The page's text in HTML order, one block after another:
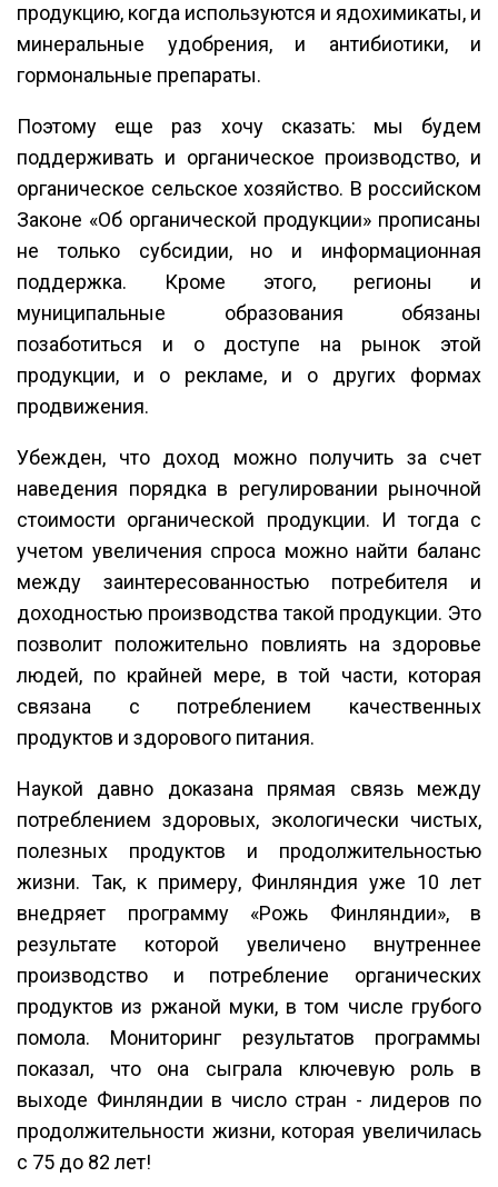
продукцию, когда используются и ядохимикаты, и
минеральные удобрения, и антибиотики, и
гормональные препараты.
Поэтому еще раз хочу сказать: мы будем
поддерживать и органическое производство, и
органическое сельское хозяйство. В российском
Законе «Об органической продукции» прописаны
не только субсидии, но и информационная
поддержка. Кроме этого, регионы и
муниципальные образования обязаны
позаботиться и о доступе на рынок этой
продукции, и о рекламе, и о других формах
продвижения.
Убежден, что доход можно получить за счет
наведения порядка в регулировании рыночной
стоимости органической продукции. И тогда с
учетом увеличения спроса можно найти баланс
между заинтересованностью потребителя и
доходностью производства такой продукции. Это
позволит положительно повлиять на здоровье
людей, по крайней мере, в той части, которая
связана с потреблением качественных
продуктов и здорового питания.
Наукой давно доказана прямая связь между
потреблением здоровых, экологически чистых,
полезных продуктов и продолжительностью
жизни. Так, к примеру, Финляндия уже 10 лет
внедряет программу «Рожь Финляндии», в
результате которой увеличено внутреннее
производство и потребление органических
продуктов из ржаной муки, в том числе грубого
помола. Мониторинг результатов программы
показал, что она сыграла ключевую роль в
выходе Финляндии в число стран - лидеров по
продолжительности жизни, которая увеличилась
с 75 до 82 лет!